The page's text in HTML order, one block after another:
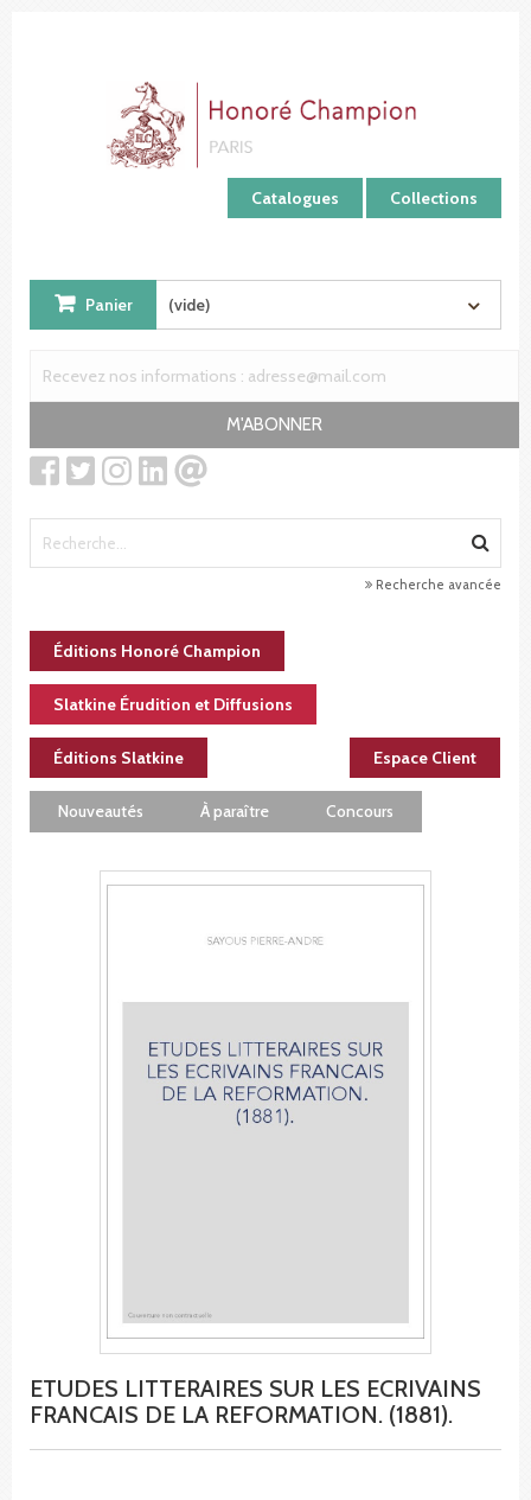
Catalogues Collections
Panier (vide)
M'ABONNER
Recherche avancée
Éditions Honoré Champion
Slatkine Érudition et Diffusions
Éditions Slatkine Espace Client
Nouveautés À paraître Concours
ETUDES LITTERAIRES SUR LES ECRIVAINS
FRANCAIS DE LA REFORMATION. (1881).